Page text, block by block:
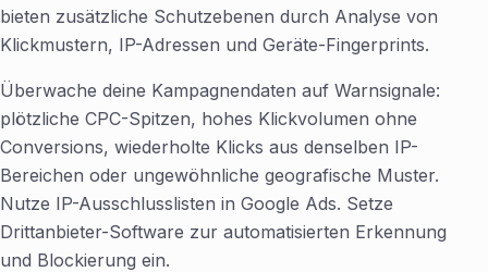
bieten zusätzliche Schutzebenen durch Analyse von
Klickmustern, IP-Adressen und Geräte-Fingerprints.
Überwache deine Kampagnendaten auf Warnsignale:
plötzliche CPC-Spitzen, hohes Klickvolumen ohne
Conversions, wiederholte Klicks aus denselben IP-
Bereichen oder ungewöhnliche geografische Muster.
Nutze IP-Ausschlusslisten in Google Ads. Setze
Drittanbieter-Software zur automatisierten Erkennung
und Blockierung ein.